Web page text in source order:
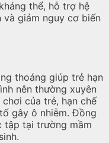
thể, hỗ trợ hệ
và giảm nguy cơ biến
thoáng giúp trẻ hạn
nên thường xuyên
của trẻ, hạn chế
gây ô nhiễm. Đồng
tập tại trường mầm